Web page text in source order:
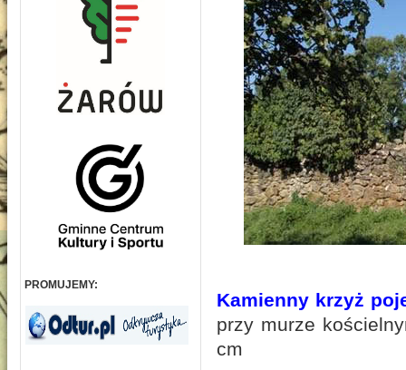
PROMUJEMY:
Kamienny krzyż
przy murze
cm